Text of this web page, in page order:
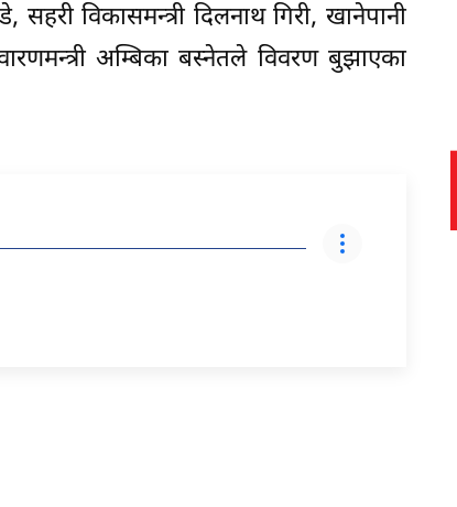
सहरी विकासमन्त्री दिलनाथ गिरी, खानेपानी
अम्बिका बस्नेतले विवरण बुझाएका